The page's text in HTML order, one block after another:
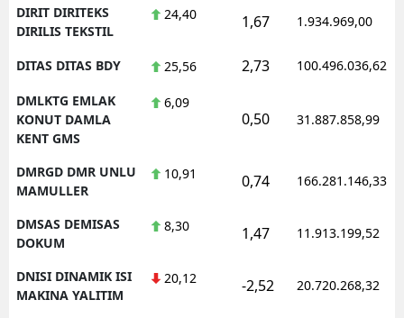
DIRIT DIRITEKS
DIRILIS TEKSTIL
24,40 1,67 1.934.969,00
DITAS DITAS BDY 25,56 2,73 100.496.036,62
DMLKTG EMLAK
KONUT DAMLA
KENT GMS
6,09
0,50 31.887.858,99
DMRGD DMR UNLU
MAMULLER
10,91 0,74 166.281.146,33
DMSAS DEMISAS
DOKUM
8,30 1,47 11.913.199,52
DNISI DINAMIK ISI
MAKINA YALITIM
20,12 -2,52 20.720.268,32